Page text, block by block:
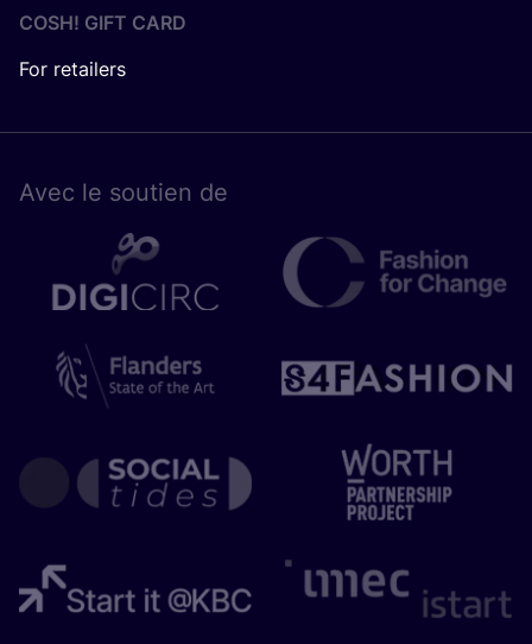
COSH! GIFT CARD
For retailers
Avec le sou­tien de